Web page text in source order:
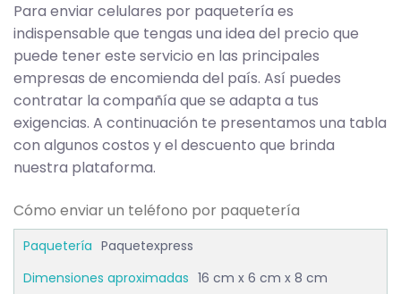
Para enviar celulares por paquetería es
indispensable que tengas una idea del precio que
puede tener este servicio en las principales
empresas de encomienda del país. Así puedes
contratar la compañía que se adapta a tus
exigencias. A continuación te presentamos una tabla
con algunos costos y el descuento que brinda
nuestra plataforma.
Cómo enviar un teléfono por paquetería
Paquetexpress
16 cm x 6 cm x 8 cm